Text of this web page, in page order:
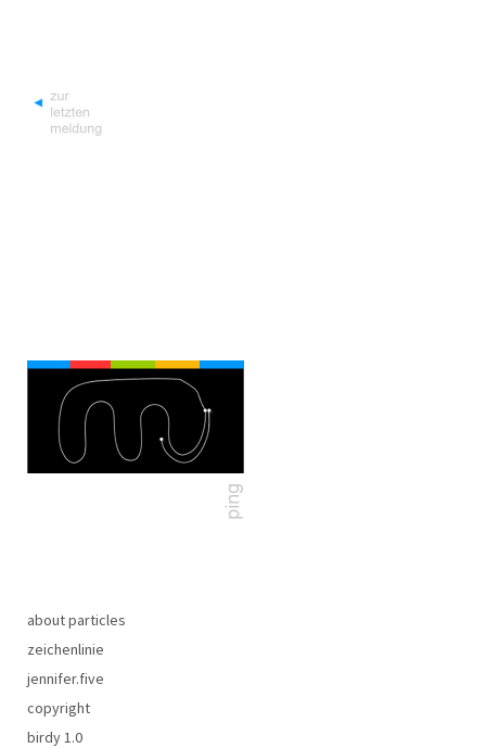
about particles
zeichenlinie
jennifer.five
copyright
birdy 1.0